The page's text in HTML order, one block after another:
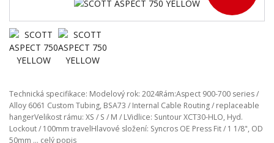
Technická specifikace: Modelový rok: 2024Rám:Aspect 900-700 series /
Alloy 6061 Custom Tubing, BSA73 / Internal Cable Routing / replaceable
hangerVelikost rámu: XS / S / M / LVidlice: Suntour XCT30-HLO, Hyd.
Lockout / 100mm travelHlavové složení: Syncros OE Press Fit / 1 1/8", OD
50mm ... celý popis